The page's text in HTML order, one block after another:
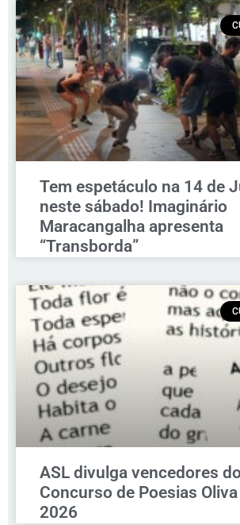
Tem espetáculo na 14 de
neste sábado! Imaginário
Maracangalha apresenta
“Transborda”
ASL divulga vencedores
Concurso de Poesias
2026